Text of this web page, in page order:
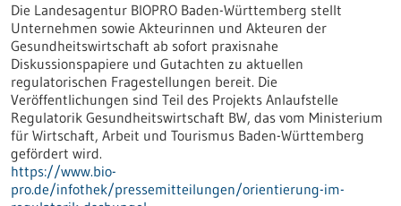
Die Landesagentur BIOPRO Baden-Württemberg stellt
Unternehmen sowie Akteurinnen und Akteuren der
Gesundheitswirtschaft ab sofort praxisnahe
Diskussionspapiere und Gutachten zu aktuellen
regulatorischen Fragestellungen bereit. Die
Veröffentlichungen sind Teil des Projekts Anlaufstelle
Regulatorik Gesundheitswirtschaft BW, das vom Ministerium
für Wirtschaft, Arbeit und Tourismus Baden-Württemberg
gefördert wird.
https://www.bio-
pro.de/infothek/pressemitteilungen/orientierung-im-